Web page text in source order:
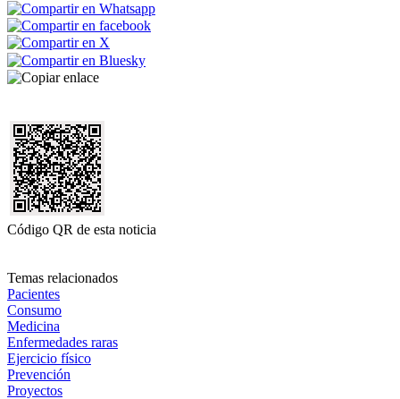
Código QR de esta noticia
Temas relacionados
Pacientes
Consumo
Medicina
Enfermedades raras
Ejercicio físico
Prevención
Proyectos